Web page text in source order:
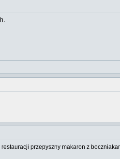
przepyszny makaron z